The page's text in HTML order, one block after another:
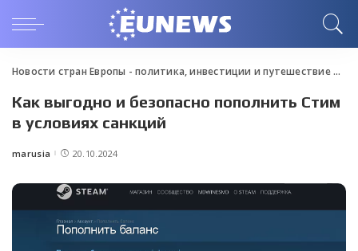
Новости стран Европы - политика, инвестиции и путешествие>
Как выгодно и безопасно пополнить Стим
в условиях санкций
Posted
marusia 20.10.2024